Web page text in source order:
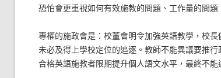
恐怕會更重視如何有效施教的問題、工作量的問
專權的施政會是：校董會明令加強英語教學，校
未必及得上學校定位的追逐。教師不能異議要推
合格英語施教者限期提升個人語文水平，最終不能